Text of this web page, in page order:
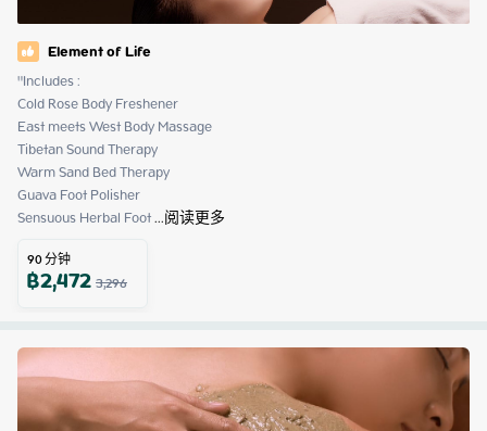
Element of Life
"Includes :
Cold Rose Body Freshener
East meets West Body Massage
Tibetan Sound Therapy
Warm Sand Bed Therapy
Guava Foot Polisher
Sensuous Herbal Foot ...阅读更多
90分钟
฿2,4723,296